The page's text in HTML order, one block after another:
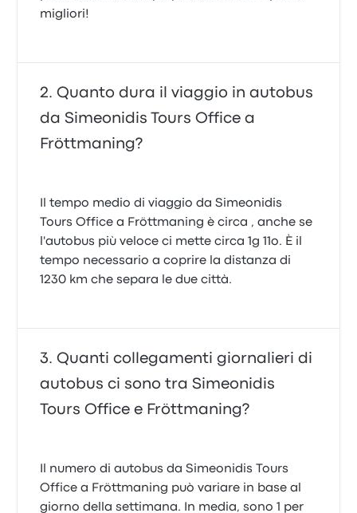
migliori!
Quanto dura il viaggio in autobus
da Simeonidis Tours Office a
Fröttmaning?
Il tempo medio di viaggio da Simeonidis
Tours Office a Fröttmaning è circa , anche se
l'autobus più veloce ci mette circa 1g 11o. È il
tempo necessario a coprire la distanza di
1230 km che separa le due città.
Quanti collegamenti giornalieri di
autobus ci sono tra Simeonidis
Tours Office e Fröttmaning?
Il numero di autobus da Simeonidis Tours
Office a Fröttmaning può variare in base al
giorno della settimana. In media, sono 1 per